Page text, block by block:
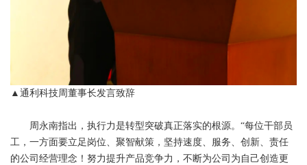
▲通利科技周董事长发言致辞
周永南指出，执行力是转型突破真正落实的根源。“每位干部员
工，一方面要立足岗位、聚智献策，坚持速度、服务、创新、责任
的公司经营理念！努力提升产品竞争力，不断为公司为自己创造更